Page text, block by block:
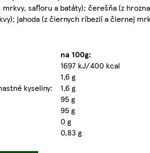
mrkvy, safloru a batáty); čerešňa (z
jahoda (z čiernych ríbezlí a čiernej
na 100g:
1697 kJ/400 kcal
1,6 g
kyseliny:
1,6 g
95 g
95 g
0 g
0,83 g